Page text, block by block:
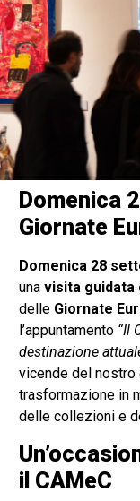
Domenica
Giornate
Domenica 28
una visita guidata
delle Giornate
l’appuntamento “Il
destinazione
vicende del
trasformazione in
delle collezioni e
il CAMeC